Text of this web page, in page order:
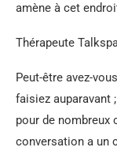
amène à cet
Thérapeute
Peut-être avez-
faisiez auparavant
pour de nombreux
conversation a un